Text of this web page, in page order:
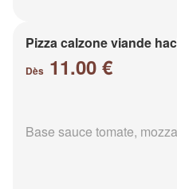
Pizza calzone viande
Dès 11.00 €
Base sauce tomate,